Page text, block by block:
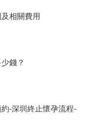
相關費用
錢？
-深圳終止懷孕流程-